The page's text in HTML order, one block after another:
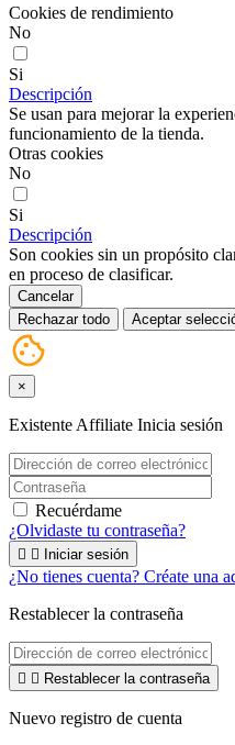
Cookies de rendimiento
No
Si
Descripción
Se usan para mejorar la
funcionamiento de la tienda.
Otras cookies
No
Si
Descripción
Son cookies sin un propósito
en proceso de clasificar.
Cancelar
Rechazar todo
Aceptar
×
Existente Affiliate Inicia sesión
Recuérdame
¿Olvidaste tu contraseña?
  Iniciar sesión
¿No tienes cuenta? Créate una
Restablecer la contraseña
  Restablecer la contraseña
Nuevo registro de cuenta